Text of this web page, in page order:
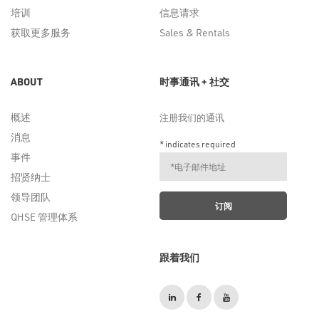
培训
获取更多服务
信息请求
Sales & Rentals
ABOUT
概述
消息
事件
招贤纳士
领导团队
QHSE 管理体系
时事通讯 + 社交
注册我们的通讯
*indicates required
跟着我们